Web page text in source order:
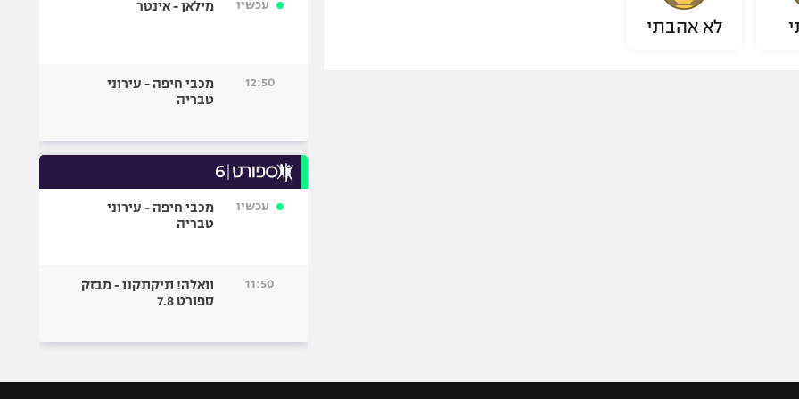
לא אהבתי
עכשיו מילאן - אינטר
12:50
מכבי חיפה - עירוני
טבריה
עכשיו
מכבי חיפה - עירוני
טבריה
11:50
וואלה! תיקתקנו - מבזק
ספורט 7.8